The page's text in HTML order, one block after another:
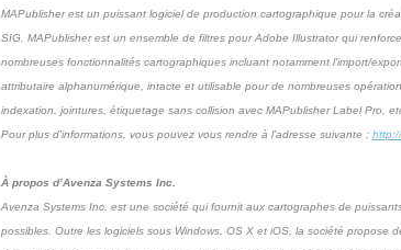
MAPublisher est un puissant logiciel de production cartographique pour la
SIG. MAPublisher est un ensemble de filtres pour Adobe Illustrator qui
nombreuses fonctionnalités cartographiques incluant notamment l'import/
attributaire alphanumérique, intacte et utilisable pour de nombreuses
indexation, jointures, étiquetage sans collision avec MAPublisher Label Pro,
Pour plus d’informations, vous pouvez vous rendre à l’adresse suivante :
À propos d’Avenza Systems Inc.
Avenza Systems Inc. est une société qui fournit aux cartographes de
possibles. Outre les logiciels sous Windows, OS X et iOS, la société propose